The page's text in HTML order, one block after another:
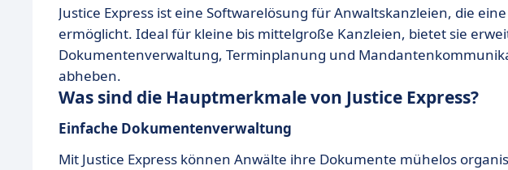
Justice Express ist eine Softwarelösung für Anwaltskanzleien, die
ermöglicht. Ideal für kleine bis mittelgroße Kanzleien, bietet sie
Dokumentenverwaltung, Terminplanung und
abheben.
Was sind die Hauptmerkmale von Justice Express?
Einfache Dokumentenverwaltung
Mit Justice Express können Anwälte ihre Dokumente mühelos